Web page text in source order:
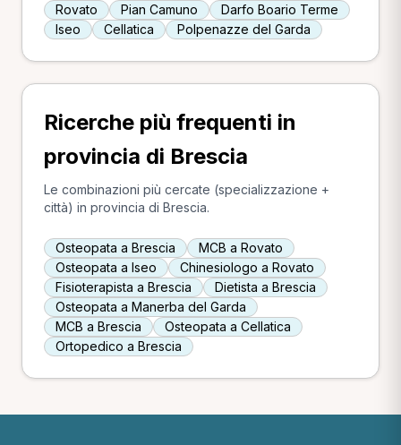
Rovato
Pian Camuno
Darfo Boario Terme
Iseo
Cellatica Polpenazze del Garda
Ricerche più frequenti in
provincia di Brescia
Le combinazioni più cercate (specializzazione +
città) in provincia di Brescia.
Osteopata a Brescia
MCB a Rovato
Osteopata a Iseo
Chinesiologo a Rovato
Fisioterapista a Brescia
Dietista a Brescia
Osteopata a Manerba del Garda
MCB a Brescia
Osteopata a Cellatica
Ortopedico a Brescia